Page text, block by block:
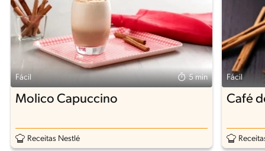
Fácil 5 min
Molico Capuccino
Receitas Nestlé
Fácil
Café